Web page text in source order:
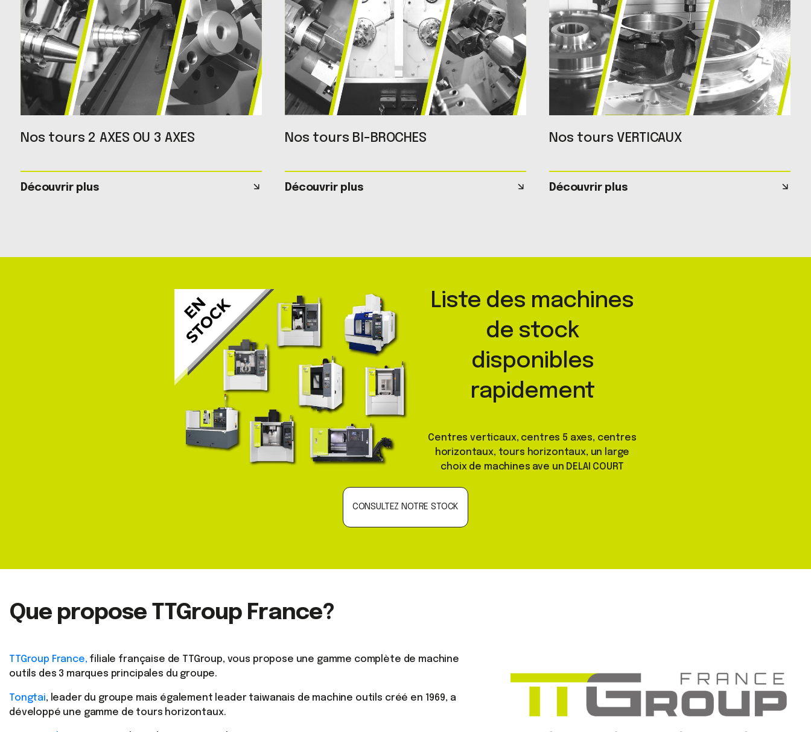
Nos tours 2 AXES OU 3 AXES
Découvrir plus
Nos tours BI-BROCHES
Découvrir plus
Nos tours VERTICAUX
Découvrir plus
Liste des machines
de stock
disponibles
rapidement
Centres verticaux, centres 5 axes, centres
horizontaux, tours horizontaux, un large
choix de machines ave un DELAI COURT
CONSULTEZ NOTRE STOCK
Que propose TTGroup France?
TTGroup France,filiale française de TTGroup, vous propose une gamme complète de machine
outils des 3 marques principales du groupe.
Tongtai, leader du groupe mais également leader taiwanais de machine outils créé en 1969, a
développé une gamme de tours horizontaux.